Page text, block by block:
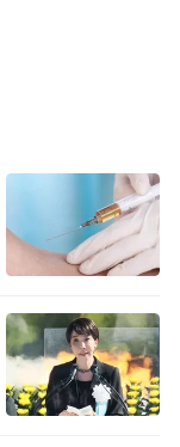
，也更显档